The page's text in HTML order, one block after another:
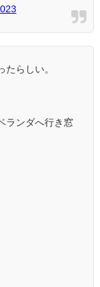
たらしい。
ランダへ行き窓